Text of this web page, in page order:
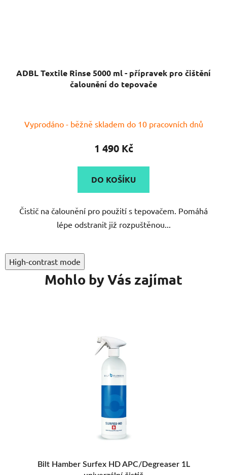
ADBL Textile Rinse 5000 ml - přípravek pro čištění
čalounění do tepovače
hodnocení
produktu
5,0
z
hvězdiček.
Vyprodáno - běžně skladem do 10 pracovních dnů
1 490 Kč
DO KOŠÍKU
Čistič na čalounění pro použití s tepovačem. Pomáhá
lépe odstranit již rozpuštěnou...
High-contrast mode
Mohlo by Vás zajímat
1L
Colourlock Textilreiniger 200 ml - čistič